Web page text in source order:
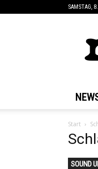
SAMSTAG,
Start
SOUND